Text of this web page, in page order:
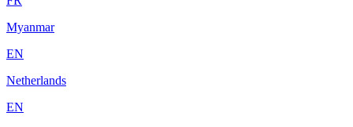
Myanmar
EN
Netherlands
EN